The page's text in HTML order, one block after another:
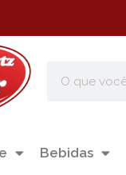
Bebidas